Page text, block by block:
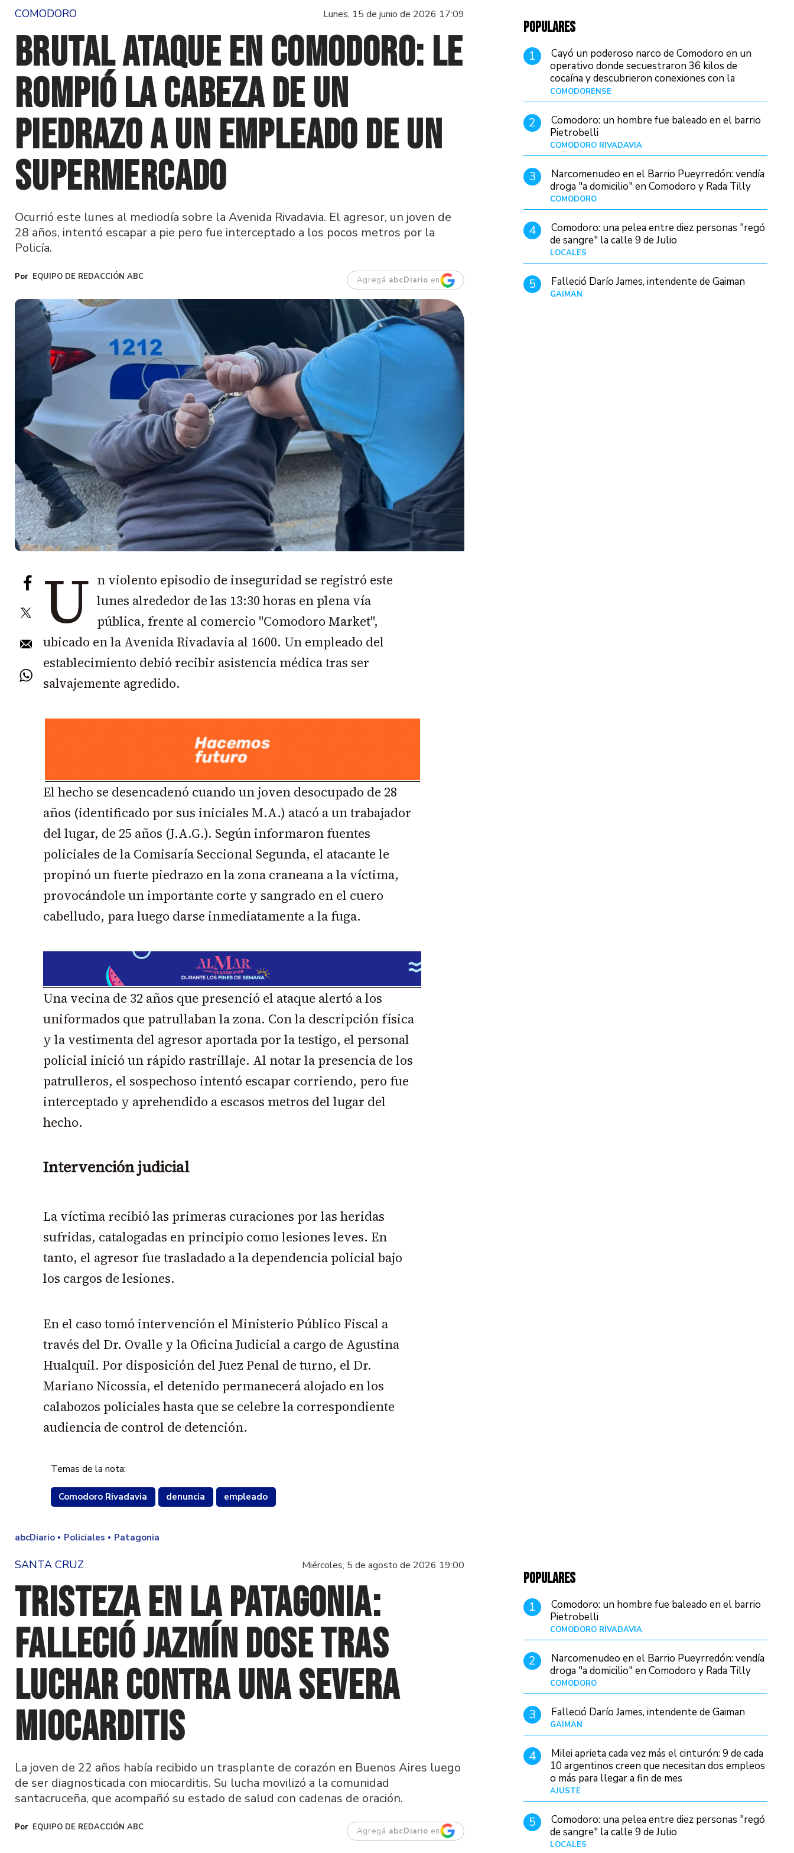
COMODORO Lunes, 15 de junio de 2026 17:09
Brutal ataque en Comodoro: le
rompió la cabeza de un
piedrazo a un empleado de un
supermercado
Ocurrió este lunes al mediodía sobre la Avenida Rivadavia. El agresor, un joven de
28 años, intentó escapar a pie pero fue interceptado a los pocos metros por la
Policía.
EQUIPO DE REDACCIÓN ABC Agregá abcDiario en
U n violento episodio de inseguridad se registró este
lunes alrededor de las 13:30 horas en plena vía
pública, frente al comercio "Comodoro Market",
ubicado en la Avenida Rivadavia al 1600. Un empleado del
establecimiento debió recibir asistencia médica tras ser
salvajemente agredido.
El hecho se desencadenó cuando un joven desocupado de 28
años (identificado por sus iniciales M.A.) atacó a un trabajador
del lugar, de 25 años (J.A.G.). Según informaron fuentes
policiales de la Comisaría Seccional Segunda, el atacante le
propinó un fuerte piedrazo en la zona craneana a la víctima,
provocándole un importante corte y sangrado en el cuero
cabelludo, para luego darse inmediatamente a la fuga.
Una vecina de 32 años que presenció el ataque alertó a los
uniformados que patrullaban la zona. Con la descripción física
y la vestimenta del agresor aportada por la testigo, el personal
policial inició un rápido rastrillaje. Al notar la presencia de los
patrulleros, el sospechoso intentó escapar corriendo, pero fue
interceptado y aprehendido a escasos metros del lugar del
hecho.
Intervención judicial
La víctima recibió las primeras curaciones por las heridas
sufridas, catalogadas en principio como lesiones leves. En
tanto, el agresor fue trasladado a la dependencia policial bajo
los cargos de lesiones.
En el caso tomó intervención el Ministerio Público Fiscal a
través del Dr. Ovalle y la Oficina Judicial a cargo de Agustina
Hualquil. Por disposición del Juez Penal de turno, el Dr.
Mariano Nicossia, el detenido permanecerá alojado en los
calabozos policiales hasta que se celebre la correspondiente
audiencia de control de detención.
Temas de la nota:
Comodoro Rivadavia denuncia empleado
POPULARES
1
Cayó un poderoso narco de Comodoro en un
operativo donde secuestraron 36 kilos de
cocaína y descubrieron conexiones con la
Patagonia
COMODORENSE
2
Comodoro: un hombre fue baleado en el barrio
Pietrobelli
COMODORO RIVADAVIA
3
Narcomenudeo en el Barrio Pueyrredón: vendía
droga "a domicilio" en Comodoro y Rada Tilly
COMODORO
4
Comodoro: una pelea entre diez personas "regó
de sangre" la calle 9 de Julio
LOCALES
5 Falleció Darío James, intendente de Gaiman
GAIMAN
abcDiario Policiales Patagonia
SANTA CRUZ Miércoles, 5 de agosto de 2026 19:00
Tristeza en la Patagonia:
falleció Jazmín Dose tras
luchar contra una severa
miocarditis
La joven de 22 años había recibido un trasplante de corazón en Buenos Aires luego
de ser diagnosticada con miocarditis. Su lucha movilizó a la comunidad
santacruceña, que acompañó su estado de salud con cadenas de oración.
EQUIPO DE REDACCIÓN ABC Agregá abcDiario en
POPULARES
1
Comodoro: un hombre fue baleado en el barrio
Pietrobelli
COMODORO RIVADAVIA
2
Narcomenudeo en el Barrio Pueyrredón: vendía
droga "a domicilio" en Comodoro y Rada Tilly
COMODORO
3 Falleció Darío James, intendente de Gaiman
GAIMAN
4
Milei aprieta cada vez más el cinturón: 9 de cada
10 argentinos creen que necesitan dos empleos
o más para llegar a fin de mes
AJUSTE
5
Comodoro: una pelea entre diez personas "regó
de sangre" la calle 9 de Julio
LOCALES